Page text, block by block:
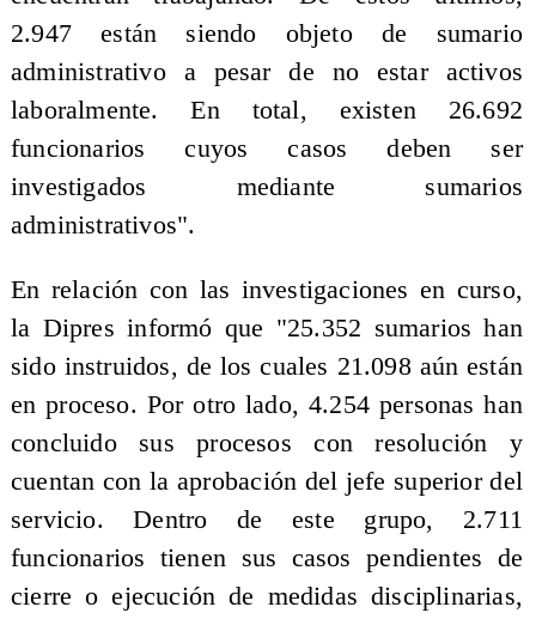
2.947 están siendo objeto de sumario
administrativo a pesar de no estar activos
laboralmente. En total, existen 26.692
funcionarios cuyos casos deben ser
investigados mediante sumarios
administrativos".
En relación con las investigaciones en curso,
la Dipres informó que "25.352 sumarios han
sido instruidos, de los cuales 21.098 aún están
en proceso. Por otro lado, 4.254 personas han
concluido sus procesos con resolución y
cuentan con la aprobación del jefe superior del
servicio. Dentro de este grupo, 2.711
funcionarios tienen sus casos pendientes de
cierre o ejecución de medidas disciplinarias,